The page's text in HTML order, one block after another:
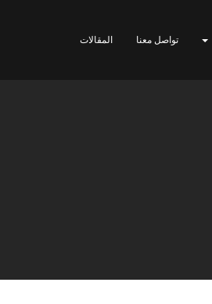
تواصل معنا المقالات